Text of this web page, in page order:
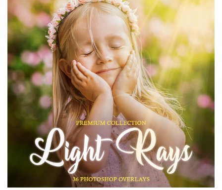
(740 Overlays)
Large 6000*4000px
Entire Collection
(1783 Overlays)
Large 6000*4000px
Darmowe Pobieranie